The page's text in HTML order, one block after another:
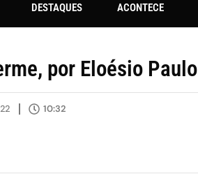
DESTAQUES ACONTECE
por Eloésio Paulo
10:32